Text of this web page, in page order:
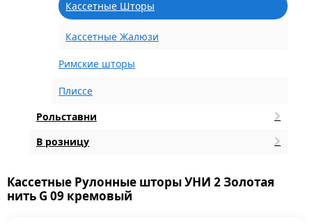
Кассетные Шторы
Кассетные Жалюзи
Римские шторы
Плиссе
Рольставни
В розницу
Кассетные Рулонные шторы УНИ 2 Золотая
нить G 09 кремовый